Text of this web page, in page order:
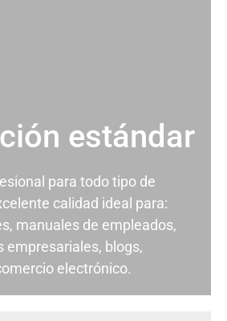
estándar
para todo tipo de
calidad ideal para:
manuales de empleados,
empresariales, blogs,
electrónico.